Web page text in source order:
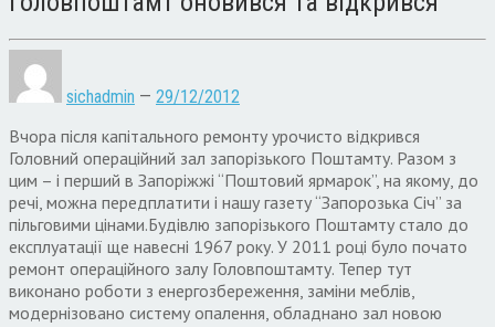
sichadmin — 29/12/2012
Вчора після капітального ремонту урочисто відкрився
Головний операційний зал запорізького Поштамту. Разом з
цим – і перший в Запоріжжі “Поштовий ярмарок”, на якому, до
речі, можна передплатити і нашу газету “Запорозька Січ” за
пільговими цінами.Будівлю запорізького Поштамту стало до
експлуатації ще навесні 1967 року. У 2011 році було почато
ремонт операційного залу Головпоштамту. Тепер тут
виконано роботи з енергозбереження, заміни меблів,
модернізовано систему опалення, обладнано зал новою